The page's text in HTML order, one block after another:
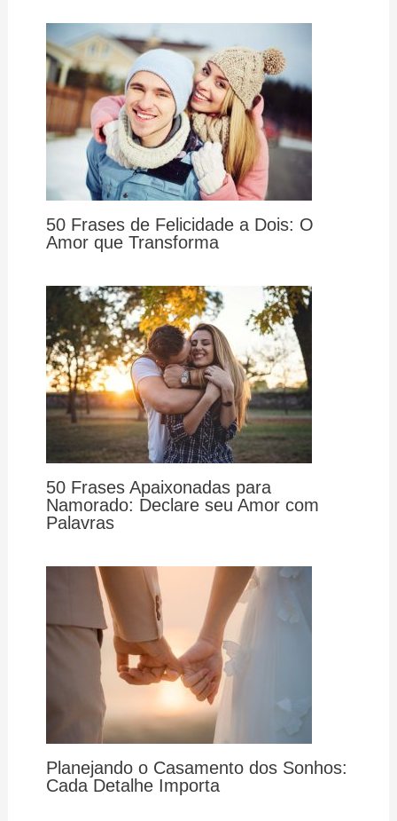
50 Frases de Felicidade a Dois: O
Amor que Transforma
50 Frases Apaixonadas para
Namorado: Declare seu Amor com
Palavras
Planejando o Casamento dos Sonhos:
Cada Detalhe Importa